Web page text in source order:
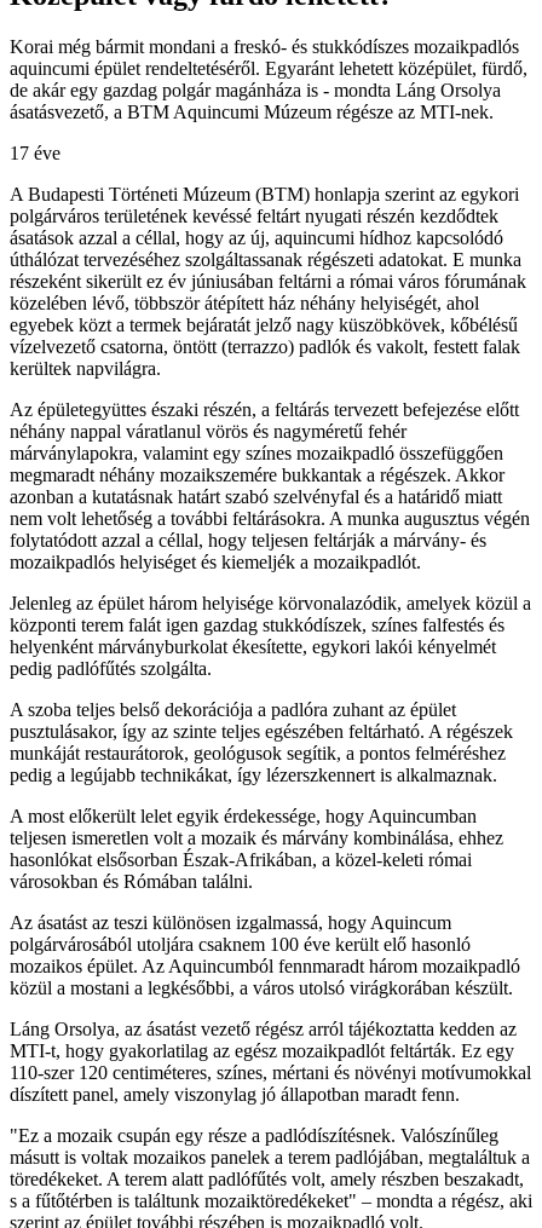
Korai még bármit mondani a freskó- és stukkódíszes mozaikpadlós
aquincumi épület rendeltetéséről. Egyaránt lehetett középület, fürdő,
de akár egy gazdag polgár magánháza is - mondta Láng Orsolya
ásatásvezető, a BTM Aquincumi Múzeum régésze az MTI-nek.
17 éve
A Budapesti Történeti Múzeum (BTM) honlapja szerint az egykori
polgárváros területének kevéssé feltárt nyugati részén kezdődtek
ásatások azzal a céllal, hogy az új, aquincumi hídhoz kapcsolódó
úthálózat tervezéséhez szolgáltassanak régészeti adatokat. E munka
részeként sikerült ez év júniusában feltárni a római város fórumának
közelében lévő, többször átépített ház néhány helyiségét, ahol
egyebek közt a termek bejáratát jelző nagy küszöbkövek, kőbélésű
vízelvezető csatorna, öntött (terrazzo) padlók és vakolt, festett falak
kerültek napvilágra.
Az épületegyüttes északi részén, a feltárás tervezett befejezése előtt
néhány nappal váratlanul vörös és nagyméretű fehér
márványlapokra, valamint egy színes mozaikpadló összefüggően
megmaradt néhány mozaikszemére bukkantak a régészek. Akkor
azonban a kutatásnak határt szabó szelvényfal és a határidő miatt
nem volt lehetőség a további feltárásokra. A munka augusztus végén
folytatódott azzal a céllal, hogy teljesen feltárják a márvány- és
mozaikpadlós helyiséget és kiemeljék a mozaikpadlót.
Jelenleg az épület három helyisége körvonalazódik, amelyek közül a
központi terem falát igen gazdag stukkódíszek, színes falfestés és
helyenként márványburkolat ékesítette, egykori lakói kényelmét
pedig padlófűtés szolgálta.
A szoba teljes belső dekorációja a padlóra zuhant az épület
pusztulásakor, így az szinte teljes egészében feltárható. A régészek
munkáját restaurátorok, geológusok segítik, a pontos felméréshez
pedig a legújabb technikákat, így lézerszkennert is alkalmaznak.
A most előkerült lelet egyik érdekessége, hogy Aquincumban
teljesen ismeretlen volt a mozaik és márvány kombinálása, ehhez
hasonlókat elsősorban Észak-Afrikában, a közel-keleti római
városokban és Rómában találni.
Az ásatást az teszi különösen izgalmassá, hogy Aquincum
polgárvárosából utoljára csaknem 100 éve került elő hasonló
mozaikos épület. Az Aquincumból fennmaradt három mozaikpadló
közül a mostani a legkésőbbi, a város utolsó virágkorában készült.
Láng Orsolya, az ásatást vezető régész arról tájékoztatta kedden az
MTI-t, hogy gyakorlatilag az egész mozaikpadlót feltárták. Ez egy
110-szer 120 centiméteres, színes, mértani és növényi motívumokkal
díszített panel, amely viszonylag jó állapotban maradt fenn.
"Ez a mozaik csupán egy része a padlódíszítésnek. Valószínűleg
másutt is voltak mozaikos panelek a terem padlójában, megtaláltuk a
töredékeket. A terem alatt padlófűtés volt, amely részben beszakadt,
s a fűtőtérben is találtunk mozaiktöredékeket" – mondta a régész, aki
szerint az épület további részében is mozaikpadló volt.